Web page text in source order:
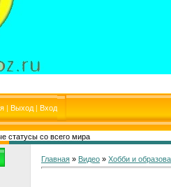
| Выход | Вход
статусы со всего мира
Главная » Видео » Хобби и